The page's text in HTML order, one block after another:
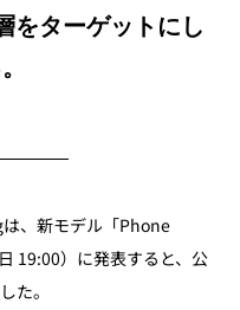
をターゲットにし
、新モデル「Phone
19:00）に発表すると、公
た。